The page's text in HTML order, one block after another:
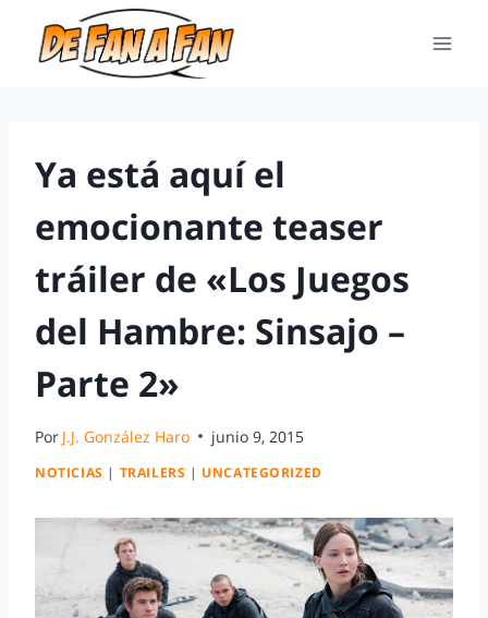
Ya está aquí el
emocionante teaser
tráiler de «Los Juegos
del Hambre: Sinsajo –
Parte 2»
Por J.J. González Haro junio 9, 2015
NOTICIAS | TRAILERS | UNCATEGORIZED